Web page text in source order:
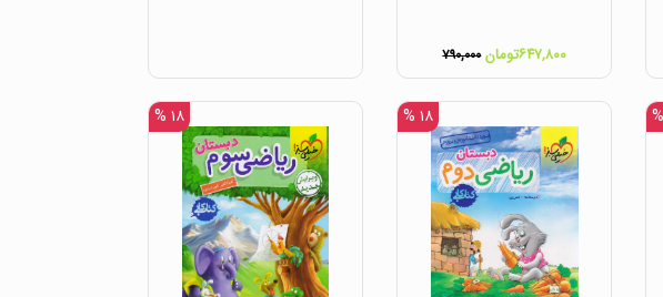
۶۴۷,۸۰۰تومان ۷۹۰,۰۰۰
۱۸ % ۱۸ %